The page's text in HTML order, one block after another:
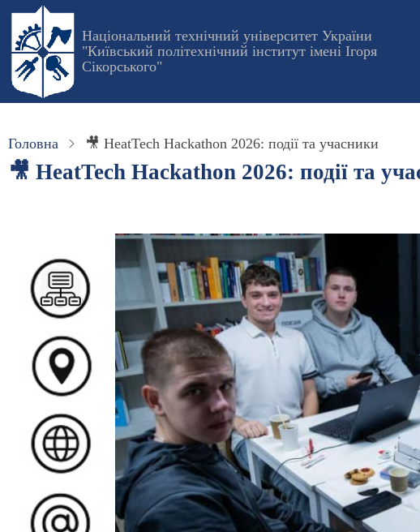
Перейти
основного
вмісту
Національний технічний університет України
"Київський політехнічний інститут імені Ігоря
Сікорського"
Головна 🎥 HeatTech Hackathon 2026: події та учасники
🎥 HeatTech Hackathon 2026: події та